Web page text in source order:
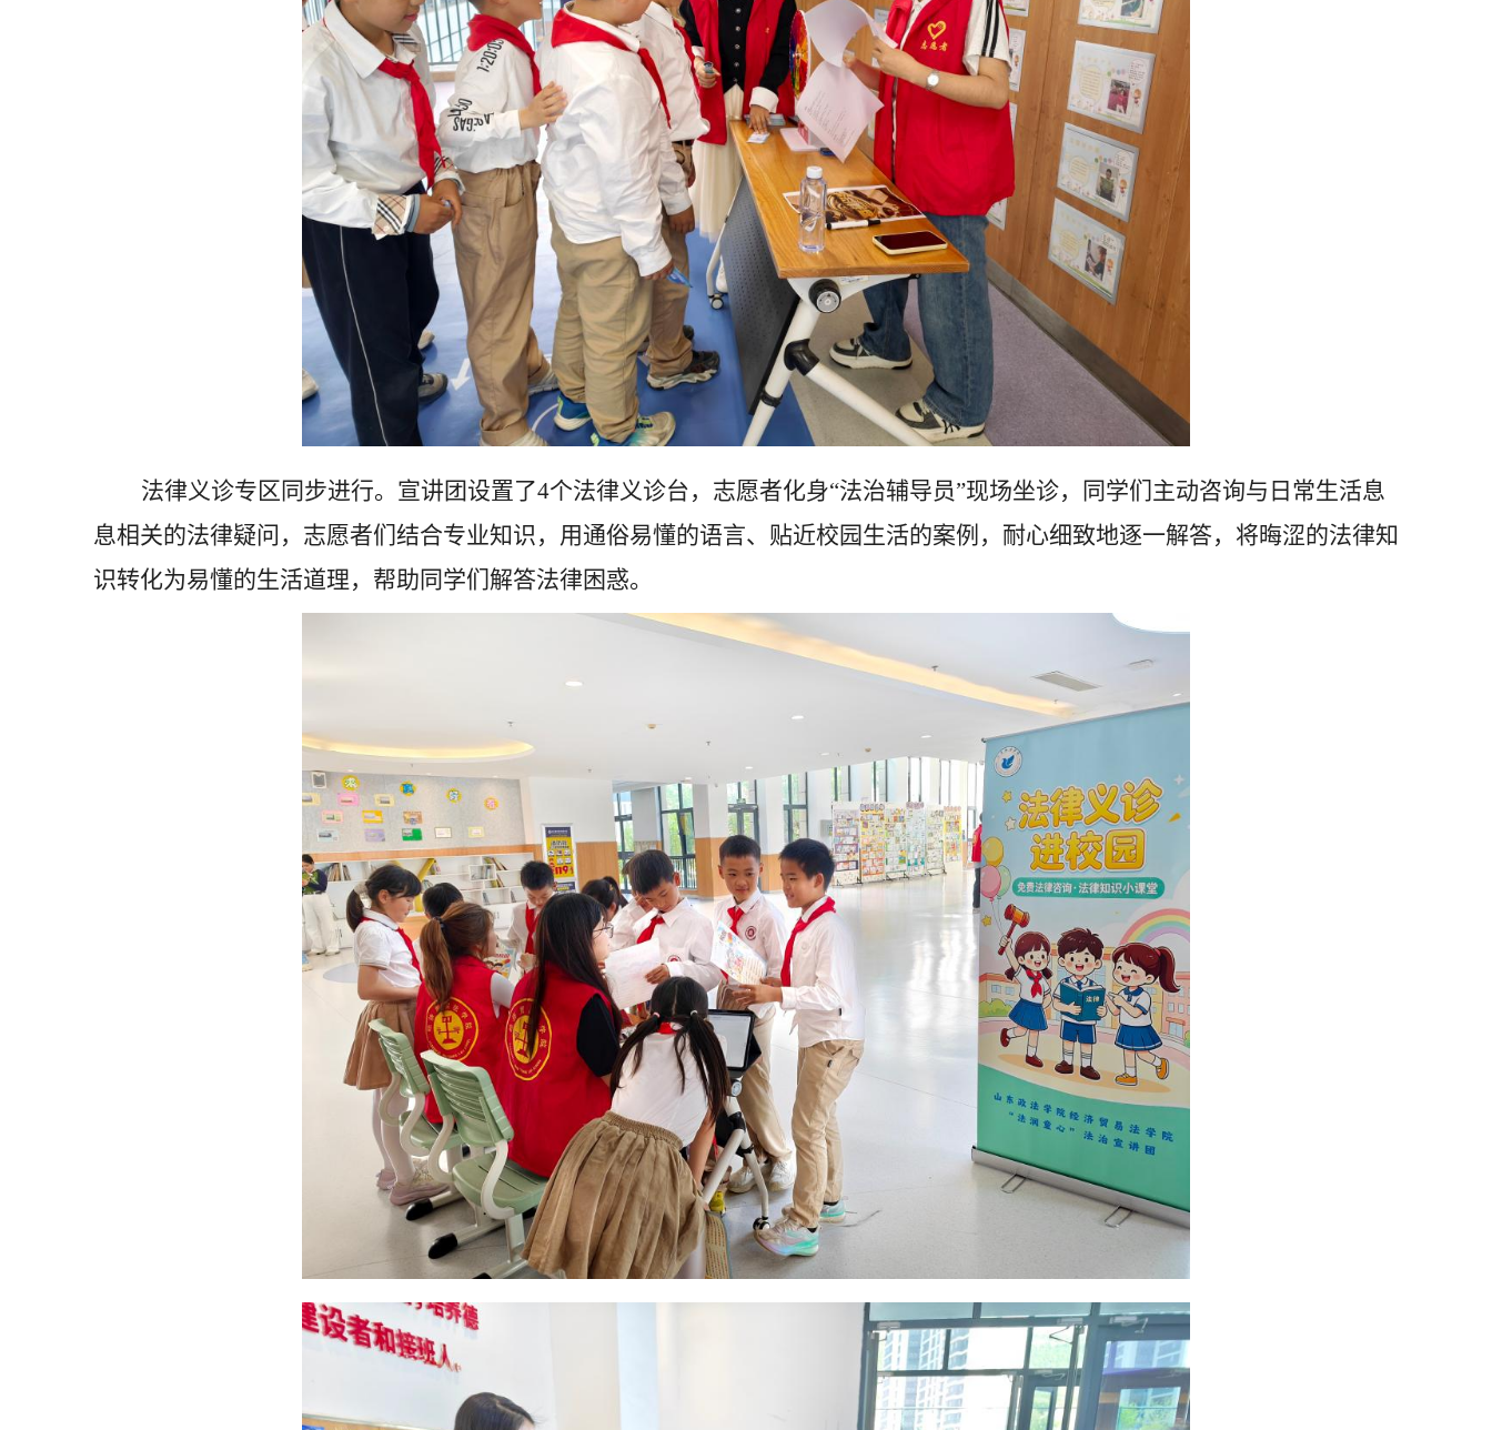
法律义诊专区同步进行。宣讲团设置了4个法律义诊台，志愿者化身“法治辅导员”现场坐诊，同学们主动咨询与日常生活息
息相关的法律疑问，志愿者们结合专业知识，用通俗易懂的语言、贴近校园生活的案例，耐心细致地逐一解答，将晦涩的法律知
识转化为易懂的生活道理，帮助同学们解答法律困惑。